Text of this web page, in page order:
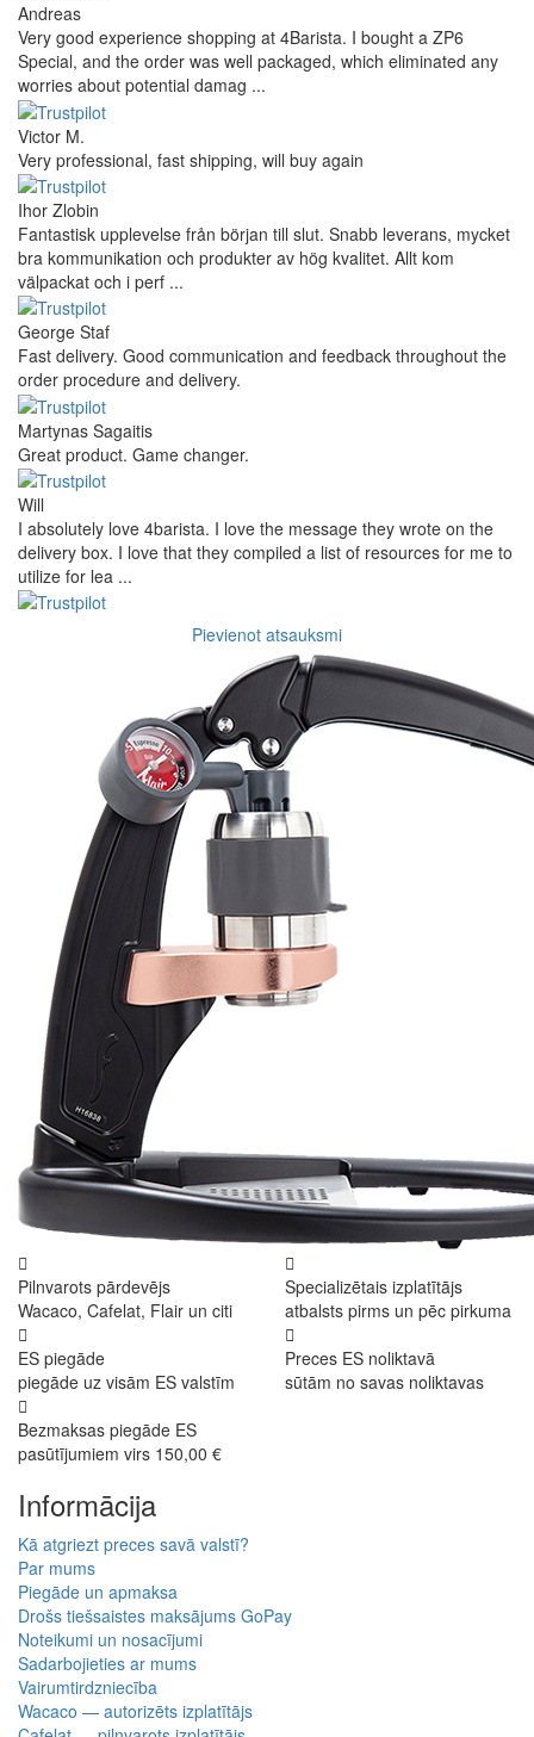
Andreas
Very good experience shopping at 4Barista. I bought a ZP6
Special, and the order was well packaged, which eliminated any
worries about potential damag ...
Victor M.
Very professional, fast shipping, will buy again
Ihor Zlobin
Fantastisk upplevelse från början till slut. Snabb leverans, mycket
bra kommunikation och produkter av hög kvalitet. Allt kom
välpackat och i perf ...
George Staf
Fast delivery. Good communication and feedback throughout the
order procedure and delivery.
Martynas Sagaitis
Great product. Game changer.
Will
I absolutely love 4barista. I love the message they wrote on the
delivery box. I love that they compiled a list of resources for me to
utilize for lea ...
Pievienot atsauksmi
Pilnvarots pārdevējs
Wacaco, Cafelat, Flair un citi
Specializētais izplatītājs
atbalsts pirms un pēc pirkuma
ES piegāde
piegāde uz visām ES valstīm
Preces ES noliktavā
sūtām no savas noliktavas
Bezmaksas piegāde ES
pasūtījumiem virs 150,00 €
Informācija
Kā atgriezt preces savā valstī?
Par mums
Piegāde un apmaksa
Drošs tiešsaistes maksājums GoPay
Noteikumi un nosacījumi
Sadarbojieties ar mums
Vairumtirdzniecība
Wacaco — autorizēts izplatītājs